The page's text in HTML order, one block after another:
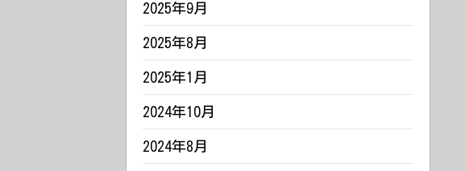
2025年9月
2025年8月
2025年1月
2024年10月
2024年8月